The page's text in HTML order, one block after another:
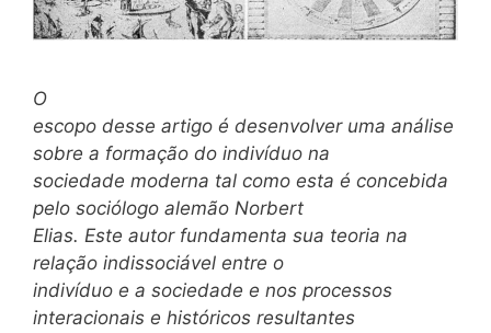
O
escopo desse artigo é desenvolver uma análise
sobre a formação do indivíduo na
sociedade moderna tal como esta é concebida
pelo sociólogo alemão Norbert
Elias. Este autor fundamenta sua teoria na
relação indissociável entre o
indivíduo e a sociedade e nos processos
interacionais e históricos resultantes